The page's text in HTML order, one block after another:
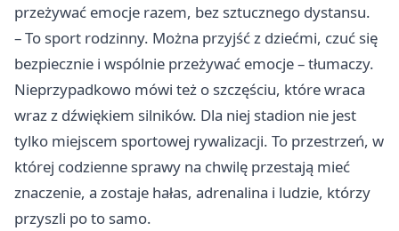
przeżywać emocje razem, bez sztucznego dystansu.
– To sport rodzinny. Można przyjść z dziećmi, czuć się
bezpiecznie i wspólnie przeżywać emocje – tłumaczy.
Nieprzypadkowo mówi też o szczęściu, które wraca
wraz z dźwiękiem silników. Dla niej stadion nie jest
tylko miejscem sportowej rywalizacji. To przestrzeń, w
której codzienne sprawy na chwilę przestają mieć
znaczenie, a zostaje hałas, adrenalina i ludzie, którzy
przyszli po to samo.